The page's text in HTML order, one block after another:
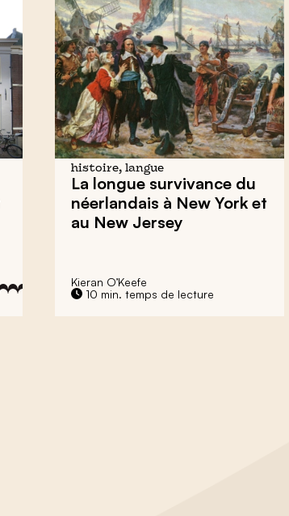
histoire, langue
La longue survivance du
néerlandais à New York et
au New Jersey
Kieran O’Keefe
10 min. temps de lecture